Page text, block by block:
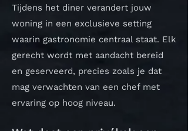
Tijdens het diner verandert jouw
woning in een exclusieve setting
waarin gastronomie centraal staat. Elk
gerecht wordt met aandacht bereid
en geserveerd, precies zoals je dat
mag verwachten van een chef met
ervaring op hoog niveau.